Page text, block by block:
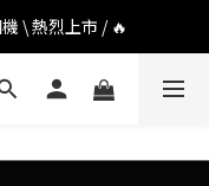
\ 熱烈上市 / 🔥
\ 熱烈上市 / 🔥
\ 熱烈上市 / 🔥